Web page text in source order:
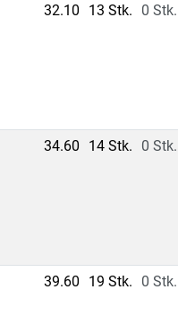
32.10 13 Stk. 0 Stk.
34.60 14 Stk. 0 Stk.
39.60 19 Stk. 0 Stk.